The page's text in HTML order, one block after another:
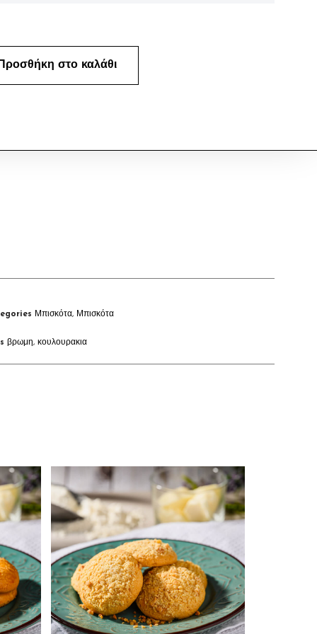
στο καλάθι
Μπισκότα, Μπισκότα
βρωμη,κουλουρακια